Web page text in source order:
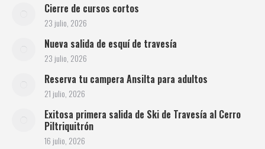
Cierre de cursos cortos
23 julio, 2026
Nueva salida de esquí de travesía
23 julio, 2026
Reserva tu campera Ansilta para adultos
21 julio, 2026
Exitosa primera salida de Ski de Travesía al Cerro
Piltriquitrón
16 julio, 2026